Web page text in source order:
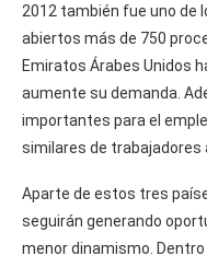
2012 también fue uno de
abiertos más de 750
Emiratos Árabes Unidos
aumente su demanda.
importantes para el
similares de trabajadores
Aparte de estos tres
seguirán generando
menor dinamismo.